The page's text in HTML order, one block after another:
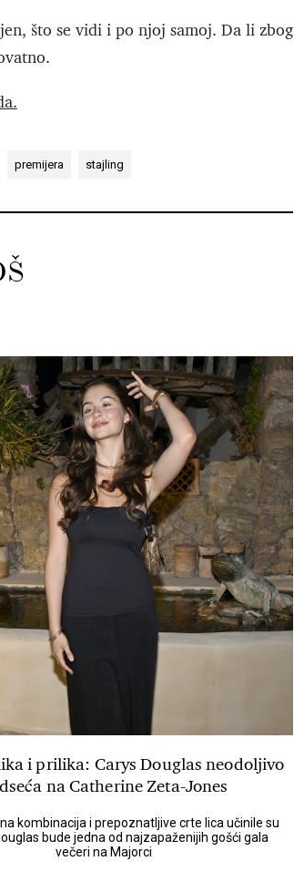
što se vidi i po njoj samoj. Da li zbog
premijera stajling
i prilika: Carys Douglas neodoljivo
na Catherine Zeta-Jones
kombinacija i prepoznatljive crte lica učinile su
bude jedna od najzapaženijih gošći gala
večeri na Majorci